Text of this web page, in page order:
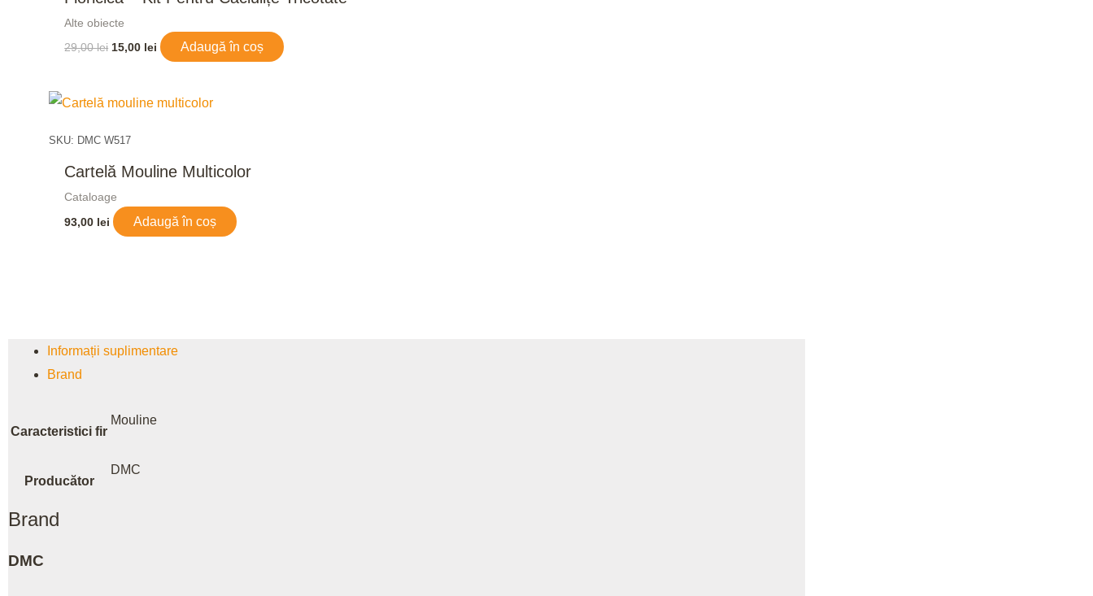
Alte obiecte
29,00lei 15,00 lei Adaugă în coș
SKU: DMC W517
Cartelă Mouline Multicolor
Cataloage
93,00 lei Adaugă în coș
Informații suplimentare
Brand
Caracteristici fir
Mouline
Producător
DMC
Brand
DMC